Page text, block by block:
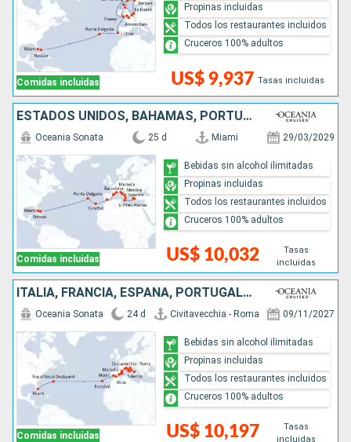
Comidas incluidas US$ 9,937 Tasas incluidas
Propinas incluidas
Todos los restaurantes incluidos
Cruceros 100% adultos
ESTADOS UNIDOS, BAHAMAS, PORTUGAL, ESPAÑA, FRANCIA, ITALIA, MALTA, GRECIA
Comidas incluidas
Oceania Sonata 25 d Miami 29/03/2029
US$ 10,032
Tasas
incluidas
Bebidas sin alcohol ilimitadas
Propinas incluidas
Todos los restaurantes incluidos
Cruceros 100% adultos
ITALIA, FRANCIA, ESPAÑA, PORTUGAL, REINO UNIDO, ESTADOS UNIDOS
Comidas incluidas
Oceania Sonata 24 d Civitavecchia - Roma 09/11/2027
US$ 10,197
Tasas
incluidas
Bebidas sin alcohol ilimitadas
Propinas incluidas
Todos los restaurantes incluidos
Cruceros 100% adultos